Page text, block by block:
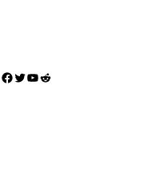
Facebook
X YouTube
Reddit